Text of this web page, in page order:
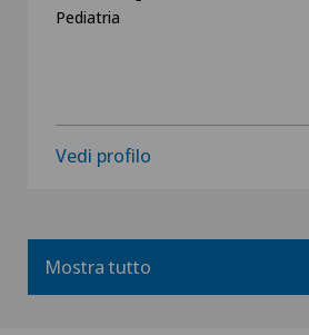
Pediatria
Vedi profilo
Mostra tutto